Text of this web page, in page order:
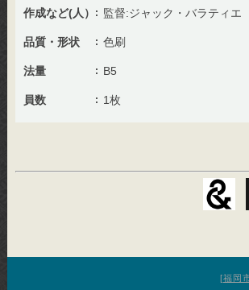
作成など(人） 監督:ジャック・バラティエ
品質・形状 色刷
法量 B5
員数 1枚
福岡